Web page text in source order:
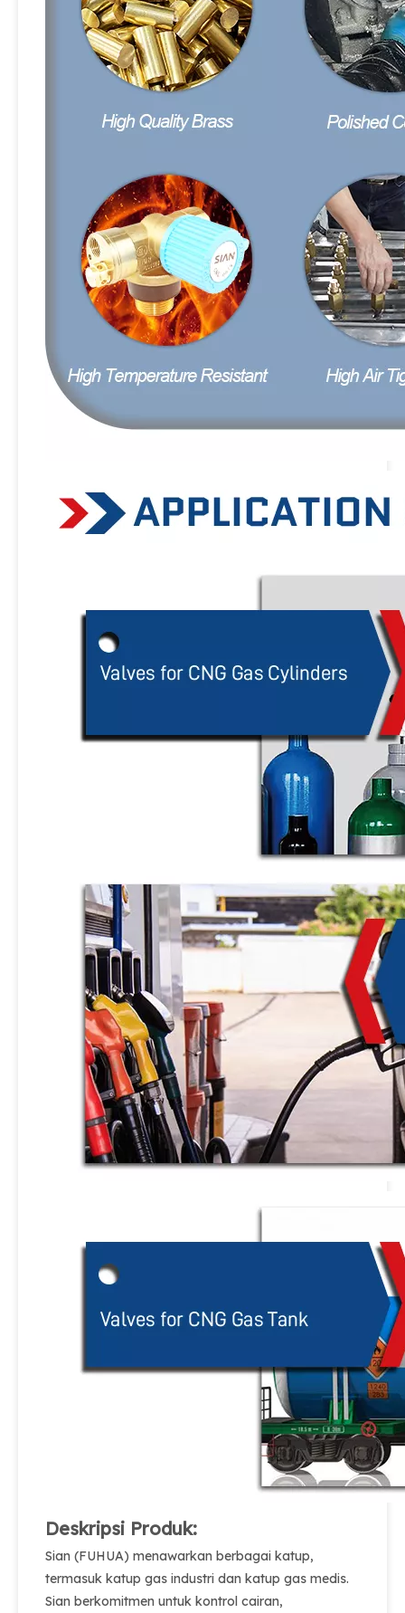
Deskripsi Produk:
Sian (FUHUA) menawarkan berbagai katup,
termasuk katup gas industri dan katup gas medis.
Sian berkomitmen untuk kontrol cairan,